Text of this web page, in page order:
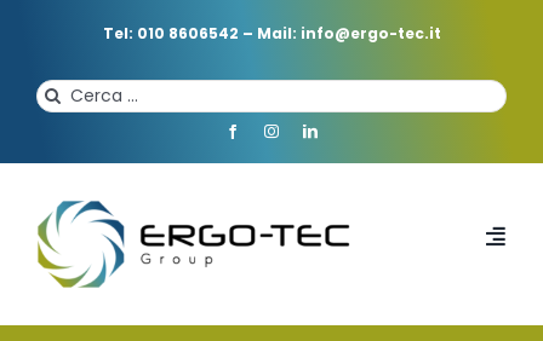
Tel: 010 8606542 – Mail: info@ergo-tec.it
Cerca
per:
HOME